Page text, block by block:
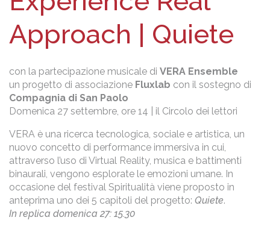
Approach | Quiete
con la partecipazione musicale di VERA Ensemble
un progetto di associazione Fluxlab con il sostegno di
Compagnia di San Paolo
Domenica 27 settembre, ore 14 | il Circolo dei lettori
VERA è una ricerca tecnologica, sociale e artistica, un
nuovo concetto di performance immersiva in cui,
attraverso l’uso di Virtual Reality, musica e battimenti
binaurali, vengono esplorate le emozioni umane. In
occasione del festival Spiritualità viene proposto in
anteprima uno dei 5 capitoli del progetto: Quiete.
In replica domenica 27: 15.30